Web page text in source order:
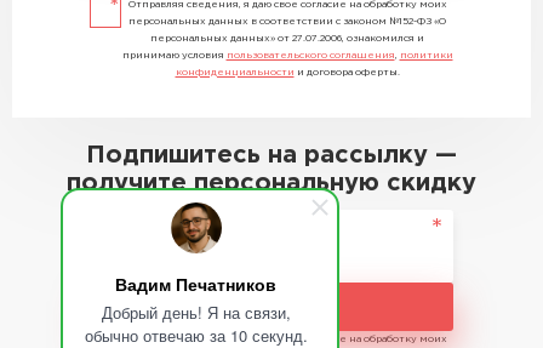
Вадим Печатников
Добрый день! Я на связи,
обычно отвечаю за 10 секунд.
Отправляя сведения, я даю свое согласие на обработку моих
персональных данных в соответствии с законом №152-ФЗ «О
персональных данных» от 27.07.2006, ознакомился и
принимаю условия пользовательского соглашения
политики
конфиденциальности и договора оферты.
Подпишитесь на рассылку —
получите персональную скидку
Отправляя сведения, я даю свое согласие на обработку моих